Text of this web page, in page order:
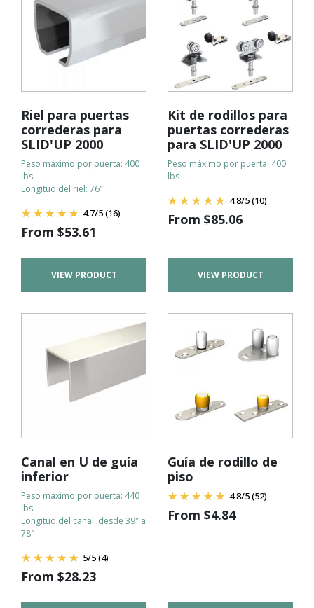
Riel para puertas
correderas para
SLID'UP 2000
Peso máximo por puerta: 400
lbs
Longitud del riel: 76″
4.7/5(16)
From $53.61
VIEW PRODUCT
Kit de rodillos para
puertas correderas
para SLID'UP 2000
Peso máximo por puerta: 400
lbs
4.8/5(10)
From $85.06
VIEW PRODUCT
Canal en U de guía
inferior
Peso máximo por puerta: 440
lbs
Longitud del canal: desde 39″ a
78″
5/5(4)
From $28.23
Guía de rodillo de
piso
4.8/5(52)
From $4.84